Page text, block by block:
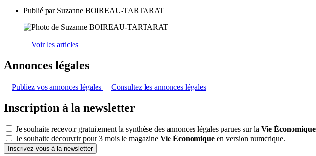
Publié par Suzanne BOIREAU-TARTARAT
Voir les articles
Annonces légales
Publiez vos annonces légales Consultez les annonces légales
Inscription à la newsletter
Je souhaite recevoir gratuitement la synthèse des annonces légales parues sur la Vie Économique
Je souhaite découvrir pour 3 mois le magazine Vie Économique en version numérique.
Inscrivez-vous à la newsletter